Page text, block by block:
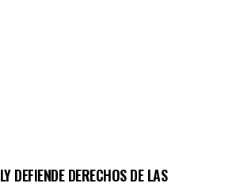
DEFIENDE DERECHOS DE LAS